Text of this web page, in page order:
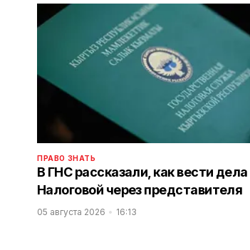
ПРАВО ЗНАТЬ
В ГНС рассказали, как вести дела
Налоговой через представителя
05 августа 2026 16:13